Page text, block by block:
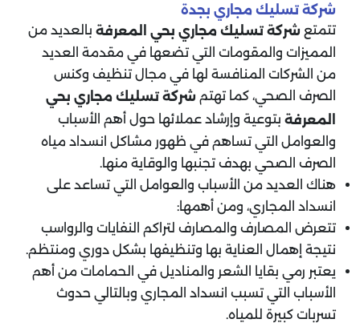
شركة تسليك مجاري بجدة
تتمتع شركة تسليك مجاري بحي المعرفة بالعديد من
المميزات والمقومات التي تضعها في مقدمة العديد
من الشركات المنافسة لها في مجال تنظيف وكنس
الصرف الصحي، كما تهتم شركة تسليك مجاري بحي
المعرفة بتوعية وإرشاد عملائها حول أهم الأسباب
والعوامل التي تساهم في ظهور مشاكل انسداد مياه
الصرف الصحي بهدف تجنبها والوقاية منها.
هناك العديد من الأسباب والعوامل التي تساعد على
انسداد المجاري، ومن أهمها:
تتعرض المصارف والمصارف لتراكم النفايات والرواسب
نتيجة إهمال العناية بها وتنظيفها بشكل دوري ومنتظم.
يعتبر رمي بقايا الشعر والمناديل في الحمامات من أهم
الأسباب التي تسبب انسداد المجاري وبالتالي حدوث
تسربات كبيرة للمياه.